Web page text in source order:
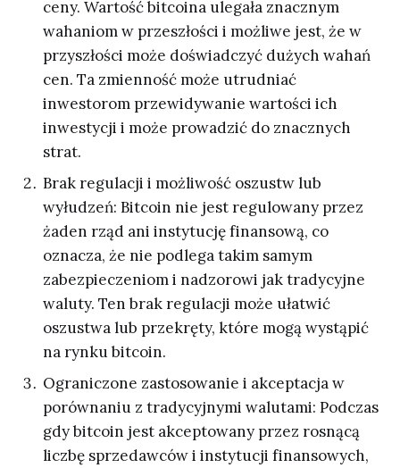
ceny. Wartość bitcoina ulegała znacznym
wahaniom w przeszłości i możliwe jest, że w
przyszłości może doświadczyć dużych wahań
cen. Ta zmienność może utrudniać
inwestorom przewidywanie wartości ich
inwestycji i może prowadzić do znacznych
strat.
Brak regulacji i możliwość oszustw lub
wyłudzeń: Bitcoin nie jest regulowany przez
żaden rząd ani instytucję finansową, co
oznacza, że nie podlega takim samym
zabezpieczeniom i nadzorowi jak tradycyjne
waluty. Ten brak regulacji może ułatwić
oszustwa lub przekręty, które mogą wystąpić
na rynku bitcoin.
Ograniczone zastosowanie i akceptacja w
porównaniu z tradycyjnymi walutami: Podczas
gdy bitcoin jest akceptowany przez rosnącą
liczbę sprzedawców i instytucji finansowych,